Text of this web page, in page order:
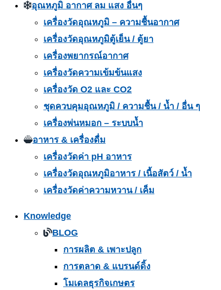
อุณหภูมิ อากาศ ลม แสง อื่นๆ
เครื่องวัดอุณหภูมิ – ความชื้นอากาศ
เครื่องวัดอุณหภูมิตู้เย็น / ตู้ยา
เครื่องพยากรณ์อากาศ
เครื่องวัดความเข้มข้นแสง
เครื่องวัด O2 และ CO2
ชุดควบคุมอุณหภูมิ / ความชื้น / น้ำ / อื่น ๆ
เครื่องพ่นหมอก – ระบบน้ำ
อาหาร & เครื่องดื่ม
เครื่องวัดค่า pH อาหาร
เครื่องวัดอุณหภูมิอาหาร / เนื้อสัตว์ / น้ำ
เครื่องวัดค่าความหวาน / เค็ม
Knowledge
BLOG
การผลิต & เพาะปลูก
การตลาด & แบรนด์ดิ้ง
โมเดลธุรกิจเกษตร